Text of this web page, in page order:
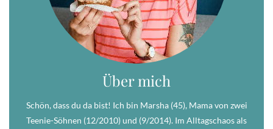
Über mich
Schön, dass du da bist! Ich bin Marsha (45), Mama von zwei
Teenie-Söhnen (12/2010) und (9/2014). Im Alltagschaos als